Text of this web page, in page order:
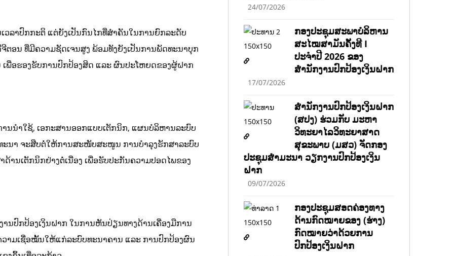
ວລາປົກກະຕິ ແຕ່ຍັງເປັນກົນໄກທີ່ສໍາຄັນໃນການຍົກລະດັບ
ອນ ທີ່ມີຄວາມຊັດເຈນສູງ ພ້ອມທັງຍັງເປັນການພັດທະນາບຸກ
ພື່ອຮອງຮັບການປົກປ້ອງສິດ ແລະ ຜົນປະໂຫຍດຂອງຜູ້ຝາກ
ນນໍາໃຊ້, ເອກະສານອອກແບບເຕັກນິກ, ແຜນບໍລິຫານລະບົບ
ະນາ ຈະສືບຕໍ່ໃຫ້ການສະໜັບສະໜູນ ການບໍາລຸງຮັກສາລະບົບ
ດ້ານເຕັກນິກຢ່າງຕໍ່ເນື່ອງ ເພື່ອຮັບປະກັນຄວາມປອດໄພຂອງ
ນປົກປ້ອງເງິນຝາກ ໃນການຫັນປ່ຽນທາງດ້ານເຄື່ອງມືການ
າມເຊື່ອໝັ້ນໃຫ້ແກ່ລະບົບທະນາຄານ ແລະ ການປົກປ້ອງຜົນ
24/07/2026
ກອງປະຊຸມສະພາບໍລິຫານ
ສະໄໝສາມັນຄັ້ງທີ I
ປະຈຳປີ 2026 ຂອງ
ສຳນັກງານປົກປ້ອງເງິນຝາກ
17/07/2026
ສຳນັກງານປົກປ້ອງເງິນຝາກ
(ສປງ) ຮ່ວມກັບ ມະຫາ
ວິທະຍາໄລວິທະຍາສາດ
ສຸຂະພາບ (ມສວ) ຈັດກອງ
ປະຊຸມສຳມະນາ ວຽກງານປົກປ້ອງເງິນ
ຝາກ
09/07/2026
ກອງປະຊຸມສອດຄ່ອງທາງ
ດ້ານກົດໝາຍຂອງ (ຮ່າງ)
ກົດໝາຍວ່າດ້ວຍການ
ປົກປ້ອງເງິນຝາກ